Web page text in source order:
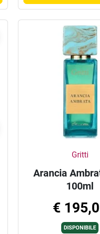
Gritti
Arancia
100ml
€
DISPONIBILE